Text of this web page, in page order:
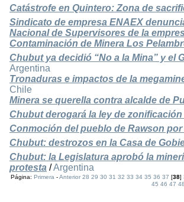
Catástrofe en Quintero: Zona de
Sindicato de empresa ENAEX
Nacional de Supervisores de la
Contaminación de Minera Los
Chubut ya decidió “No a la Mina” y el
Argentina
Tronaduras e impactos de la
Chile
Minera se querella contra alcalde de
Chubut derogará la ley de
Conmoción del pueblo de Rawson
Chubut: destrozos en la Casa de
Chubut: la Legislatura aprobó la
protesta /Argentina
Página:Primera -Anterior 28 29 30 31 32 33 34 35 36 37 [38]
45 46 47 48